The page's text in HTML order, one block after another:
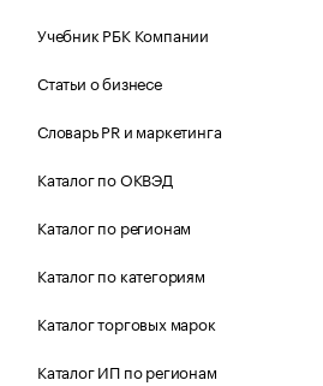
Учебник РБК Компании
Статьи о бизнесе
Словарь PR и маркетинга
Каталог по ОКВЭД
Каталог по регионам
Каталог по категориям
Каталог торговых марок
Каталог ИП по регионам